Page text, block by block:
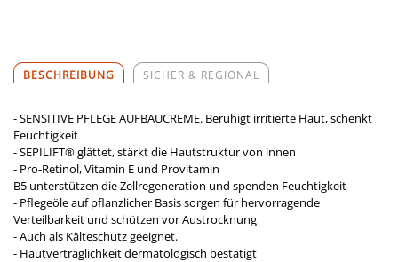
BESCHREIBUNG SICHER & REGIONAL
- SENSITIVE PFLEGE AUFBAUCREME. Beruhigt irritierte Haut, schenkt
Feuchtigkeit
- SEPILIFT® glättet, stärkt die Hautstruktur von innen
- Pro-Retinol, Vitamin E und Provitamin
B5 unterstützen die Zellregeneration und spenden Feuchtigkeit
- Pflegeöle auf pflanzlicher Basis sorgen für hervorragende
Verteilbarkeit und schützen vor Austrocknung
- Auch als Kälteschutz geeignet.
- Hautverträglichkeit dermatologisch bestätigt